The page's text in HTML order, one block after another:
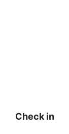
Check in